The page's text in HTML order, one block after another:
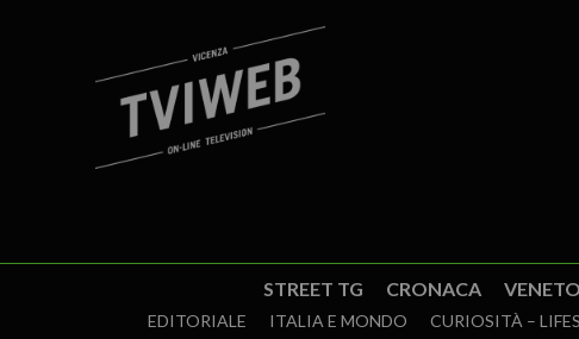
STREET TG CRONACA VENETO
EDITORIALE ITALIA E MONDO CURIOSITÀ –